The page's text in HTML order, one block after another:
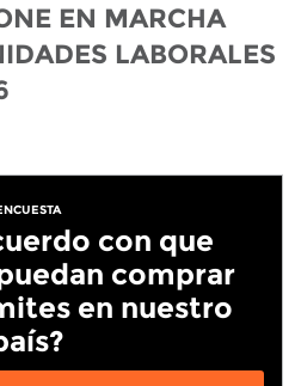
EN MARCHA
LABORALES
con que
comprar
en nuestro